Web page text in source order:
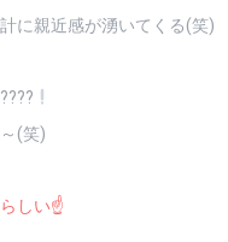
に親近感が湧いてくる(笑)
(笑)
しい☝